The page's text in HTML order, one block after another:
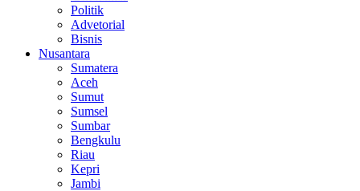
Politik
Advetorial
Bisnis
Nusantara
Sumatera
Aceh
Sumut
Sumsel
Sumbar
Bengkulu
Riau
Kepri
Jambi